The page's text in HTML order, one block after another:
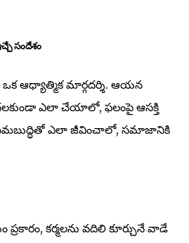
సందేశం
ఆధ్యాత్మిక మార్గదర్శి. ఆయన
ఎలా చేయాలో, ఫలంపై ఆసక్తి
ఎలా జీవించాలో, సమాజానికి
కర్మలను వదిలి కూర్చునే వాడే